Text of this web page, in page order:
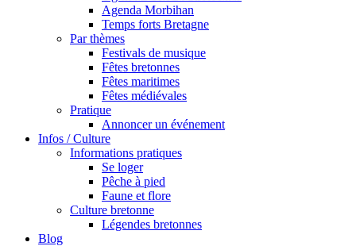
Agenda Morbihan
Temps forts Bretagne
Par thèmes
Festivals de musique
Fêtes bretonnes
Fêtes maritimes
Fêtes médiévales
Pratique
Annoncer un événement
Infos / Culture
Informations pratiques
Se loger
Pêche à pied
Faune et flore
Culture bretonne
Légendes bretonnes
Blog